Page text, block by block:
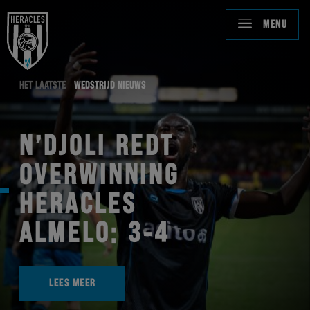
MENU
HET LAATSTE WEDSTRIJD NIEUWS
N’DJOLI REDT
OVERWINNING
HERACLES
ALMELO: 3-4
LEES MEER